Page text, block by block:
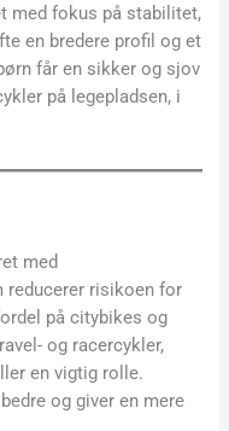
med fokus på stabilitet,
en bredere profil og et
får en sikker og sjov
på legepladsen, i
med
reducerer risikoen for
på citybikes og
og racercykler,
en vigtig rolle.
og giver en mere